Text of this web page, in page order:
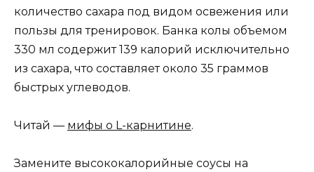
количество сахара под видом освежения или
пользы для тренировок. Банка колы объемом
330 мл содержит 139 калорий исключительно
из сахара, что составляет около 35 граммов
быстрых углеводов.
Читай — мифы о L-карнитине.
Замените высококалорийные соусы на